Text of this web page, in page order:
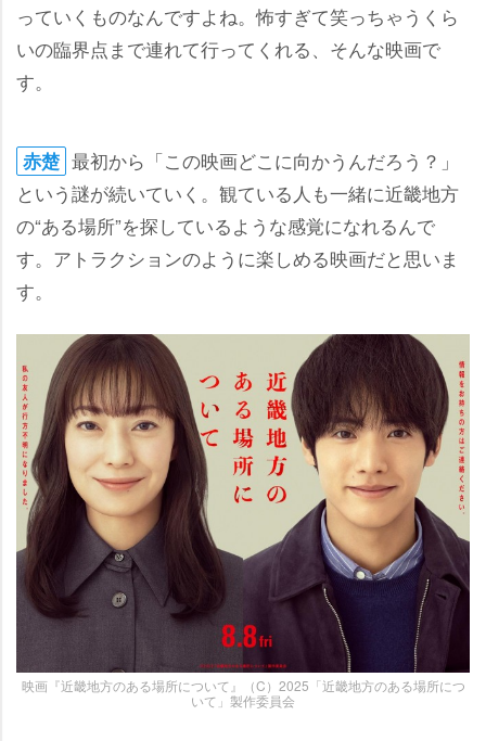
っていくものなんですよね。怖すぎて笑っちゃうくら
いの臨界点まで連れて行ってくれる、そんな映画で
す。
赤楚 最初から「この映画どこに向かうんだろう？」
という謎が続いていく。観ている人も一緒に近畿地方
の“ある場所”を探しているような感覚になれるんで
す。アトラクションのように楽しめる映画だと思いま
す。
映画『近畿地方のある場所について』（C）2025「近畿地方のある場所につ
いて」製作委員会